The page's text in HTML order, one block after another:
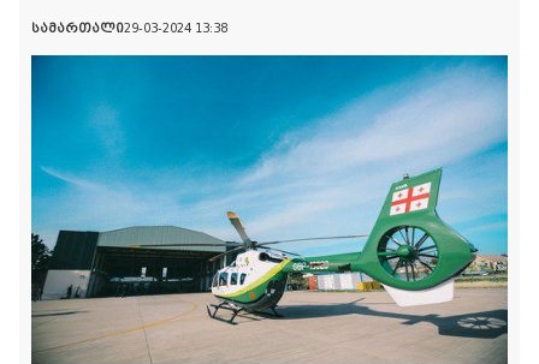
სამართალი29-03-2024 13:38